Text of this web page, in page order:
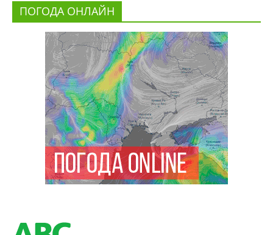
ПОГОДА ОНЛАЙН